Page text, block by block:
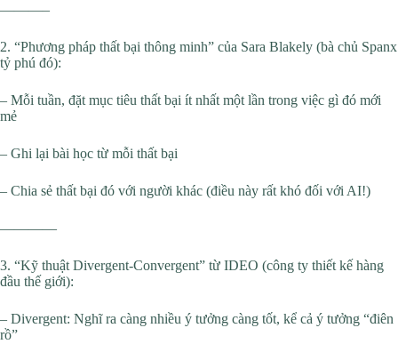
———–
2. “Phương pháp thất bại thông minh” của Sara Blakely (bà chủ Spanx
tỷ phú đó):
– Mỗi tuần, đặt mục tiêu thất bại ít nhất một lần trong việc gì đó mới
mẻ
– Ghi lại bài học từ mỗi thất bại
– Chia sẻ thất bại đó với người khác (điều này rất khó đối với AI!)
————
3. “Kỹ thuật Divergent-Convergent” từ IDEO (công ty thiết kế hàng
đầu thế giới):
– Divergent: Nghĩ ra càng nhiều ý tưởng càng tốt, kể cả ý tưởng “điên
rồ”